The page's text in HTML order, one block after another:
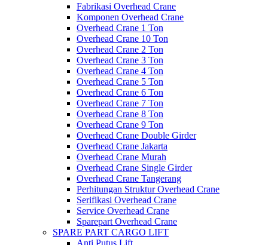
Fabrikasi Overhead Crane
Komponen Overhead Crane
Overhead Crane 1 Ton
Overhead Crane 10 Ton
Overhead Crane 2 Ton
Overhead Crane 3 Ton
Overhead Crane 4 Ton
Overhead Crane 5 Ton
Overhead Crane 6 Ton
Overhead Crane 7 Ton
Overhead Crane 8 Ton
Overhead Crane 9 Ton
Overhead Crane Double Girder
Overhead Crane Jakarta
Overhead Crane Murah
Overhead Crane Single Girder
Overhead Crane Tangerang
Perhitungan Struktur Overhead Crane
Serifikasi Overhead Crane
Service Overhead Crane
Sparepart Overhead Crane
SPARE PART CARGO LIFT